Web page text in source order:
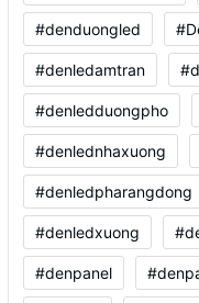
#denduongled
#denledamtran
#denledduongpho
#denlednhaxuong
#denledpharangdong
#denledxuong
#denpanel